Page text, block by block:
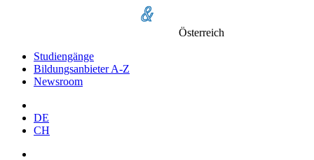
Österreich
Studiengänge
Bildungsanbieter A-Z
Newsroom
DE
CH